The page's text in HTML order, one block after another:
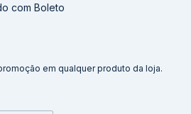
com Boleto
em qualquer produto da loja.